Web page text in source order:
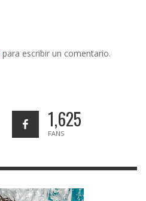
para escribir un comentario.
1,625
FANS